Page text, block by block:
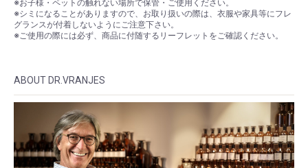
※お子様・ペットの触れない場所で保管・ご使用ください。
※シミになることがありますので、お取り扱いの際は、衣服や家具等にフレ
グランスが付着しないようにご注意下さい。
※ご使用の際には必ず、商品に付随するリーフレットをご確認ください。
ABOUT DR.VRANJES